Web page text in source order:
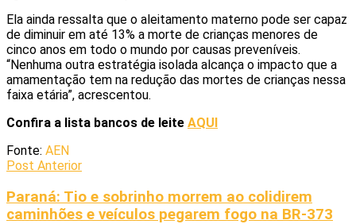
Ela ainda ressalta que o aleitamento materno pode ser capaz
de diminuir em até 13% a morte de crianças menores de
cinco anos em todo o mundo por causas preveníveis.
“Nenhuma outra estratégia isolada alcança o impacto que a
amamentação tem na redução das mortes de crianças nessa
faixa etária”, acrescentou.
Confira a lista bancos de leite AQUI
Fonte: AEN
Post Anterior
Paraná: Tio e sobrinho morrem ao colidirem
caminhões e veículos pegarem fogo na BR-373